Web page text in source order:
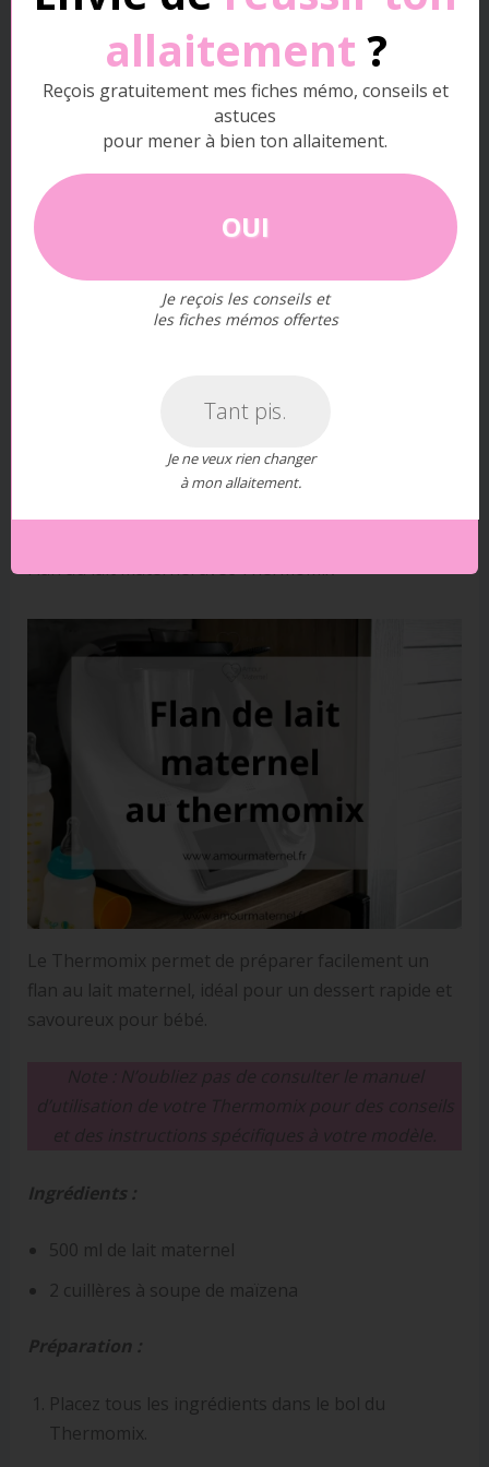
Préparation :
Faites tremper les feuilles de gélatine dans de
l’eau froide pendant environ 5 minutes pour les
ramollir.
Hors du feu, ajoutez la gélatine essorée et
mélangez jusqu’à dissolution.
Flan au lait maternel avec Thermomix
Le Thermomix permet de préparer facilement un
flan au lait maternel, idéal pour un dessert rapide et
savoureux pour bébé.
Ingrédients :
500 ml de lait maternel
2 cuillères à soupe de maïzena
Préparation :
Placez tous les ingrédients dans le bol du
Thermomix.
allaitement ?
Reçois gratuitement mes fiches mémo, conseils et
astuces
pour mener à bien ton allaitement.
OUI
Je reçois les conseils et
les fiches mémos offertes
Tant pis.
Je ne veux rien changer
à mon allaitement.